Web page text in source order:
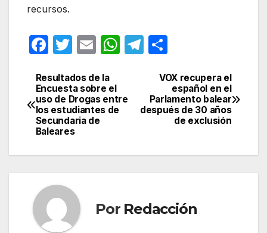
recursos.
F
c
e
b
o
o
T
itt
er
E
ail
W
s
p
T
gr
a
m
p
ar
Navegación
de
entradas
VOX recupera el
español en el
Parlamento balear
después de 30 años
de exclusión
Resultados de la
Encuesta sobre el
uso de Drogas entre
los estudiantes de
Secundaria de
Baleares
Por Redacción